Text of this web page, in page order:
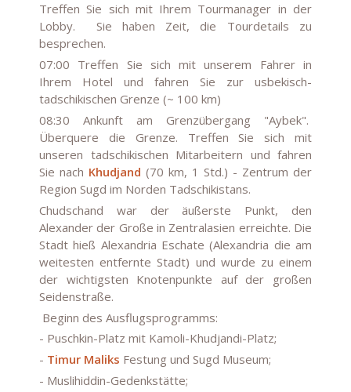
Treffen Sie sich mit Ihrem Tourmanager in der
Lobby. Sie haben Zeit, die Tourdetails zu
besprechen.
07:00 Treffen Sie sich mit unserem Fahrer in
Ihrem Hotel und fahren Sie zur usbekisch-
tadschikischen Grenze (~ 100 km)
08:30 Ankunft am Grenzübergang "Aybek".
Überquere die Grenze. Treffen Sie sich mit
unseren tadschikischen Mitarbeitern und fahren
Sie nach Khudjand (70 km, 1 Std.) - Zentrum der
Region Sugd im Norden Tadschikistans.
Chudschand war der äußerste Punkt, den
Alexander der Große in Zentralasien erreichte. Die
Stadt hieß Alexandria Eschate (Alexandria die am
weitesten entfernte Stadt) und wurde zu einem
der wichtigsten Knotenpunkte auf der großen
Seidenstraße.
Beginn des Ausflugsprogramms:
- Puschkin-Platz mit Kamoli-Khudjandi-Platz;
- Timur Maliks Festung und Sugd Museum;
- Muslihiddin-Gedenkstätte;